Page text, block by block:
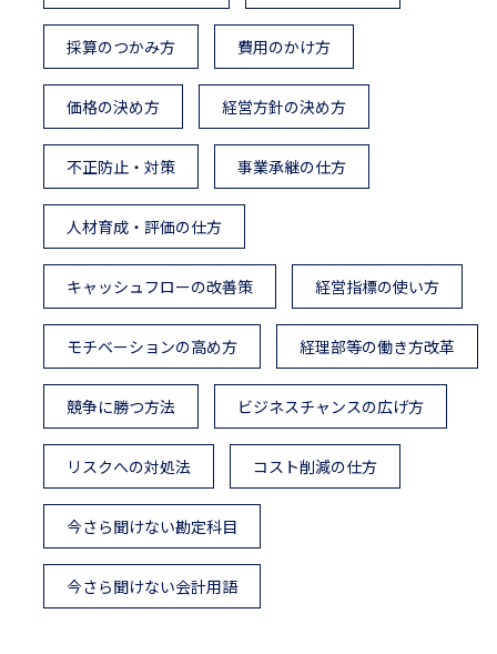
採算のつかみ方 費用のかけ方
価格の決め方 経営方針の決め方
不正防止・対策 事業承継の仕方
人材育成・評価の仕方
キャッシュフローの改善策 経営指標の使い方
モチベーションの高め方 経理部等の働き方改革
競争に勝つ方法 ビジネスチャンスの広げ方
リスクへの対処法 コスト削減の仕方
今さら聞けない勘定科目
今さら聞けない会計用語